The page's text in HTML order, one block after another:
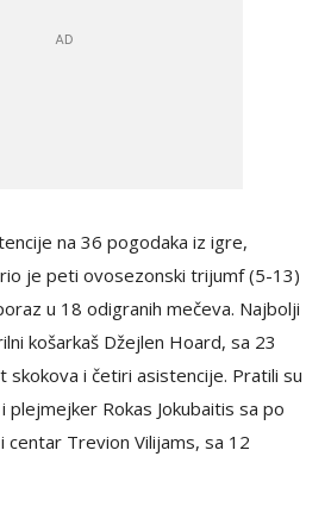
na 36 pogodaka iz igre,
je peti ovosezonski trijumf (5-13)
u 18 odigranih mečeva. Najbolji
košarkaš Džejlen Hoard, sa 23
skokova i četiri asistencije. Pratili su
plejmejker Rokas Jokubaitis sa po
centar Trevion Vilijams, sa 12